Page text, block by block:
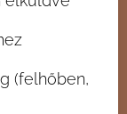
(felhőben,